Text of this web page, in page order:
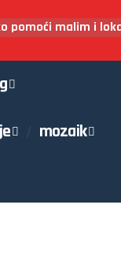
pomoći malim i
mozaik